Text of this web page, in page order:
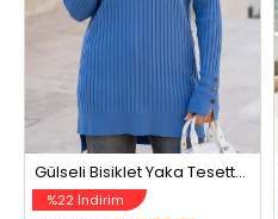
%22 İndirim
449,99 TL 349,99 TL